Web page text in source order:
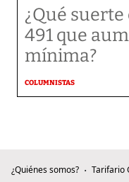
¿Qué
491 que
mínima?
COLUMNISTAS
¿Quiénes somos? Tarifario